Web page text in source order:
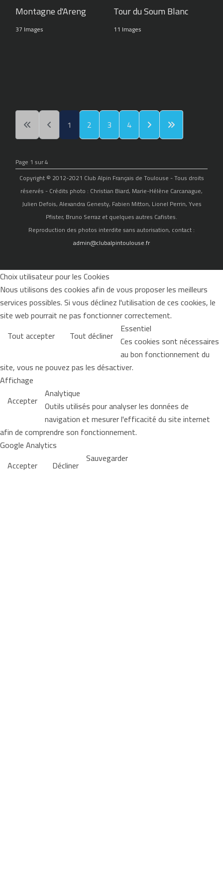
Montagne d'Areng
37 Images
Tour du Soum Blanc
11 Images
1 2 3 4
Page 1 sur 4
Copyright © 2012-2021 Club Alpin Français de Toulouse - Tous droits
réservés - Crédits photo : Christian Biard, Marie-Hélène Carcanague,
Julien Defois, Alexandra Genesty, Fabien Mitton, Lionel Perrin, Yves
Pfister, Bruno Serraz et quelques autres Cafistes.
Reproduction des photos interdite sans autorisation, contact :
admin@clubalpintoulouse.fr
Choix utilisateur pour les Cookies
Nous utilisons des cookies afin de vous proposer les meilleurs
services possibles. Si vous déclinez l'utilisation de ces cookies, le
site web pourrait ne pas fonctionner correctement.
Tout accepter
Tout décliner Essentiel
Ces cookies sont nécessaires
au bon fonctionnement du
site, vous ne pouvez pas les désactiver.
Affichage
Accepter Analytique
Outils utilisés pour analyser les données de
navigation et mesurer l'efficacité du site internet
afin de comprendre son fonctionnement.
Google Analytics
Accepter
Décliner Sauvegarder